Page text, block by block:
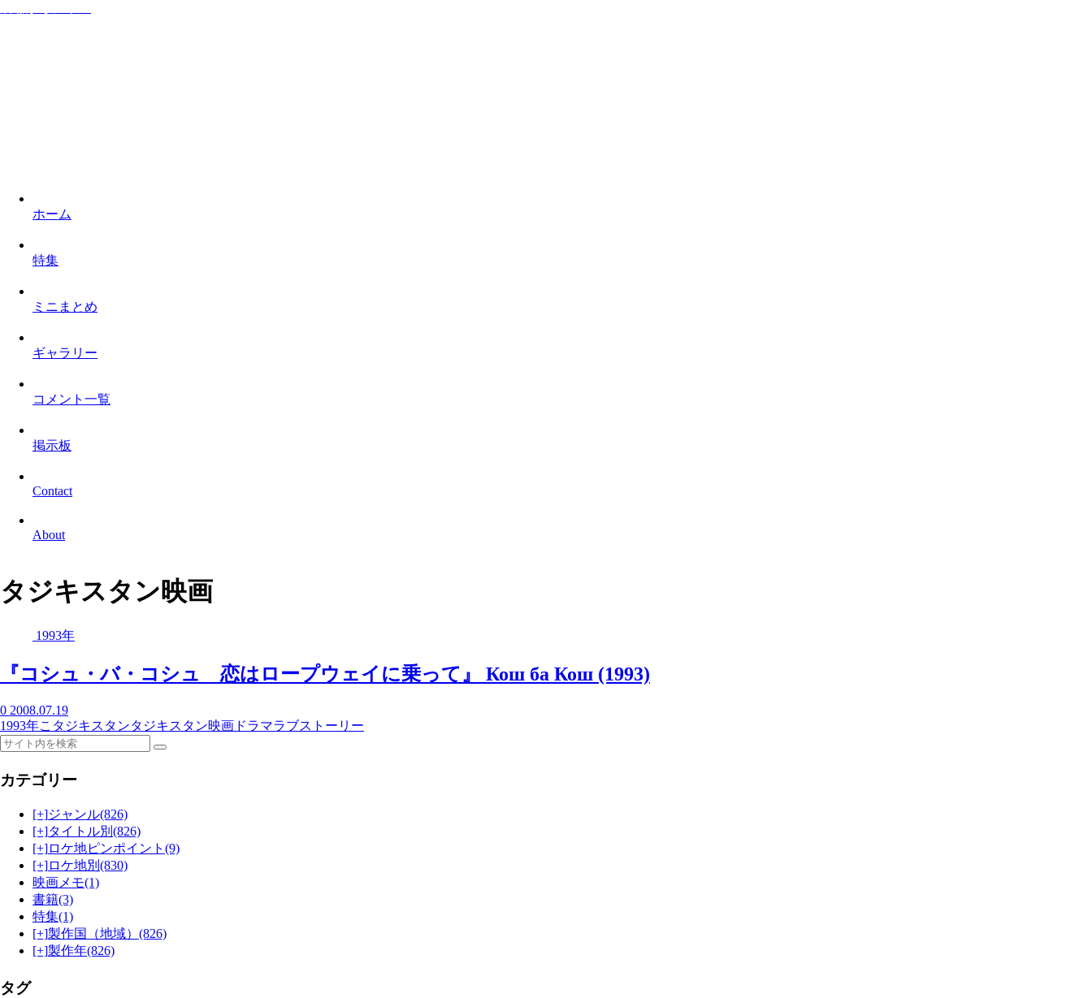
ホーム
特集
ミニまとめ
ギャラリー
コメント一覧
掲示板
Contact
About
タジキスタン映画
1993年
『コシュ・バ・コシュ 恋はロープウェイに乗って』 Кош ба Кош (1993)
0 2008.07.19
1993年こ タジキスタンタジキスタン映画 ドラマラブストーリー
カテゴリー
[+]ジャンル(826)
[+]タイトル別 (826)
[+]ロケ地ピンポイント (9)
[+]ロケ地別 (830)
映画メモ(1)
書籍(3)
特集(1)
[+]製作国（地域） (826)
[+]製作年(826)
タグ